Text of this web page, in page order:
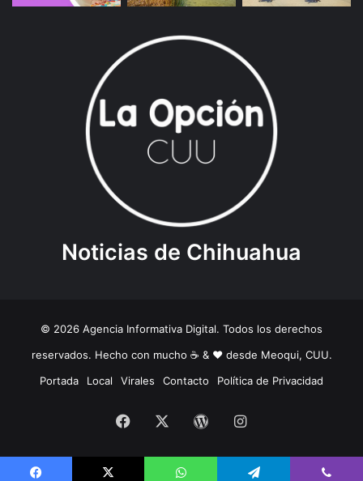
Noticias de Chihuahua
© 2026 Agencia Informativa Digital. Todos los derechos
reservados. Hecho con mucho ☕️ & ❤️ desde Meoqui, CUU.
Portada
Local Virales Contacto Política de Privacidad
Facebook WordPressInstagram